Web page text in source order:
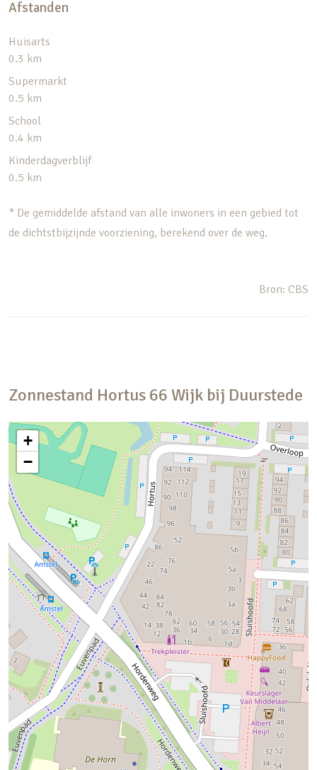
Afstanden
Huisarts
0.3 km
Supermarkt
0.5 km
School
0.4 km
Kinderdagverblijf
0.5 km
* De gemiddelde afstand van alle inwoners in een gebied tot
de dichtstbijzijnde voorziening, berekend over de weg.
Bron: CBS
Zonnestand Hortus 66 Wijk bij Duurstede
+
−